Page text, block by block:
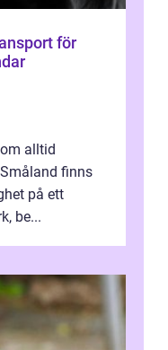
alltid
finns
på ett
be...